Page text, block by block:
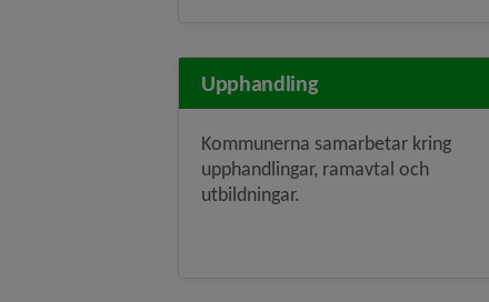
Upphandling
Kommunerna samarbetar kring
upphandlingar, ramavtal och
utbildningar.